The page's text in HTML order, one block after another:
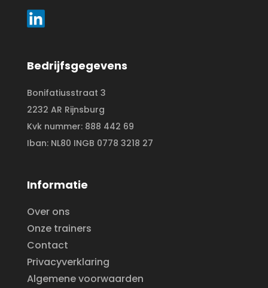
Bedrijfsgegevens
Bonifatiusstraat 3
2232 AR Rijnsburg
Kvk nummer: 888 442 69
Iban: NL80 INGB 0778 3218 27
Informatie
Over ons
Onze trainers
Contact
Privacyverklaring
Algemene voorwaarden